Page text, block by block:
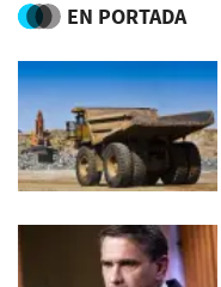
EN PORTADA